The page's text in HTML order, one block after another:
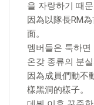
을 자랑하기 때
因為以隊長RM
面。
멤버들은 툭하
온갖 종류의 분
因為成員們動不
樣黑洞的樣子。